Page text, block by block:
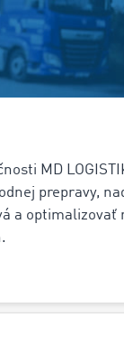
MD
prepravy,
a optimalizovať